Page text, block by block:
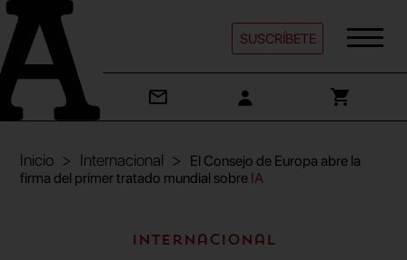
SUSCRÍBETE
Inicio Internacional
El Consejo de Europa abre la
firma del primer tratado mundial sobre IA
Internacional